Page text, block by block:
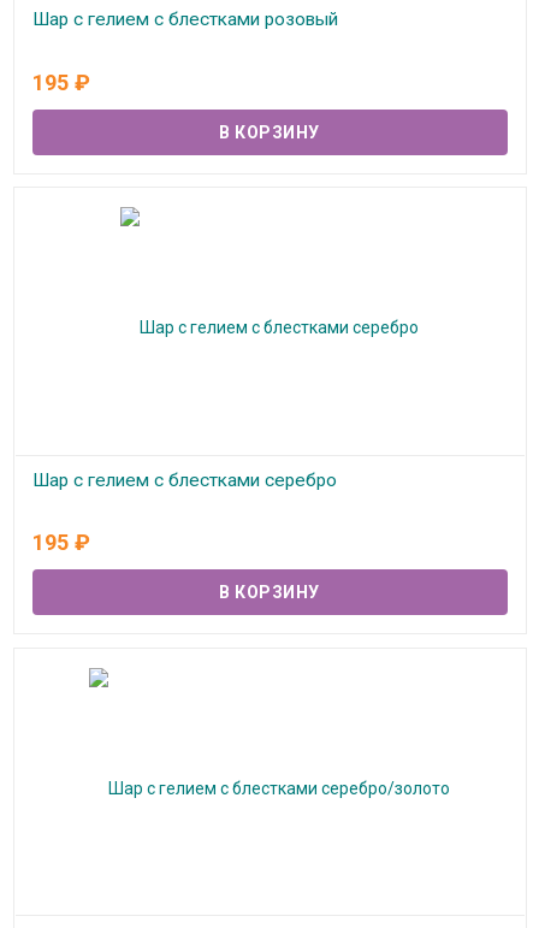
Шар с гелием с блестками розовый
195 ₽
Шар с гелием с блестками серебро
195 ₽